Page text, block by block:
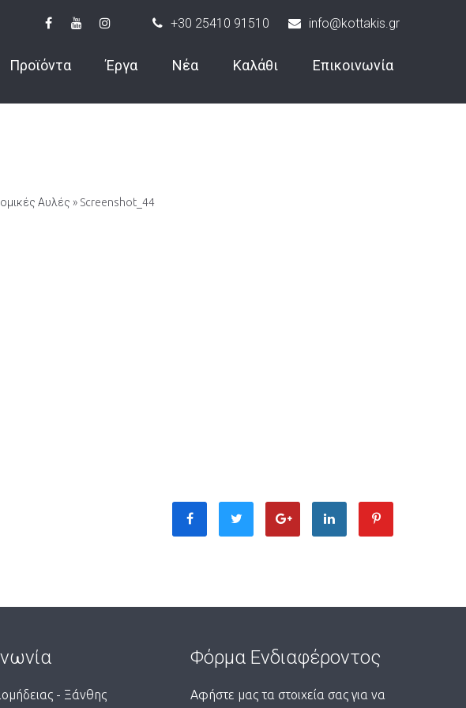
+30 25410 91510 info@kottakis.gr
Προϊόντα Έργα Νέα Καλάθι Επικοινωνία
Αυλές » Screenshot_44
- Ξάνθης
Φόρμα Ενδιαφέροντος
Αφήστε μας τα στοιχεία σας για να